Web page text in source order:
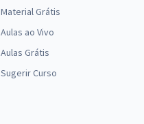
Material Grátis
Aulas ao Vivo
Aulas Grátis
Sugerir Curso